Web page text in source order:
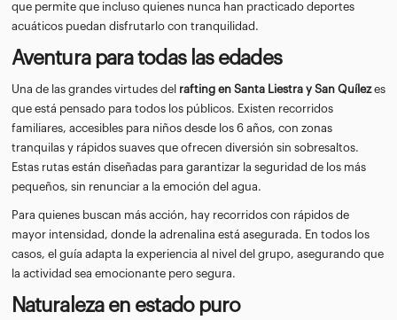
que permite que incluso quienes nunca han practicado deportes
acuáticos puedan disfrutarlo con tranquilidad.
Aventura para todas las edades
Una de las grandes virtudes del rafting en Santa Liestra y San Quílezes
que está pensado para todos los públicos. Existen recorridos
familiares, accesibles para niños desde los 6 años, con zonas
tranquilas y rápidos suaves que ofrecen diversión sin sobresaltos.
Estas rutas están diseñadas para garantizar la seguridad de los más
pequeños, sin renunciar a la emoción del agua.
Para quienes buscan más acción, hay recorridos con rápidos de
mayor intensidad, donde la adrenalina está asegurada. En todos los
casos, el guía adapta la experiencia al nivel del grupo, asegurando que
la actividad sea emocionante pero segura.
Naturaleza en estado puro